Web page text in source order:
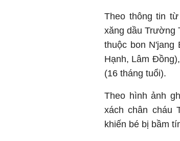
Theo thông tin từ
xăng dầu Trường
thuộc bon N'jang
Hạnh, Lâm
(16 tháng tuổi).
Theo hình ảnh
xách chân cháu
khiến bé bị bầm